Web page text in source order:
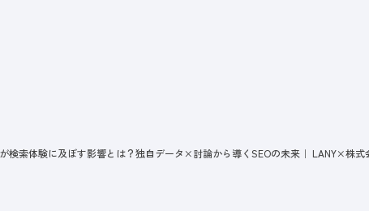
が検索体験に及ぼす影響とは？独自データ×討論から導くSEOの未来｜ LANY×株